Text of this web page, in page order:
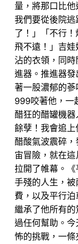
量，將那口比
我們要從後院
了！」「不行
飛不遠！」吉
沾的衣領，同
進器。推進器
著一股濃郁的
999咬著他，一
醋狂的醋罐機
餘孽！我會追
醋酸氣波震碎
宙冒險，就在這
拉開了帷幕。
手殘的人生，
費，以及平行
繼承了他所有
過任何幫助。
怖的挑戰，一